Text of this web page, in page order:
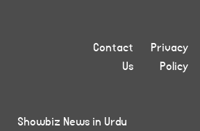
Privacy
Policy
Contact
Us
Showbiz News in Urdu